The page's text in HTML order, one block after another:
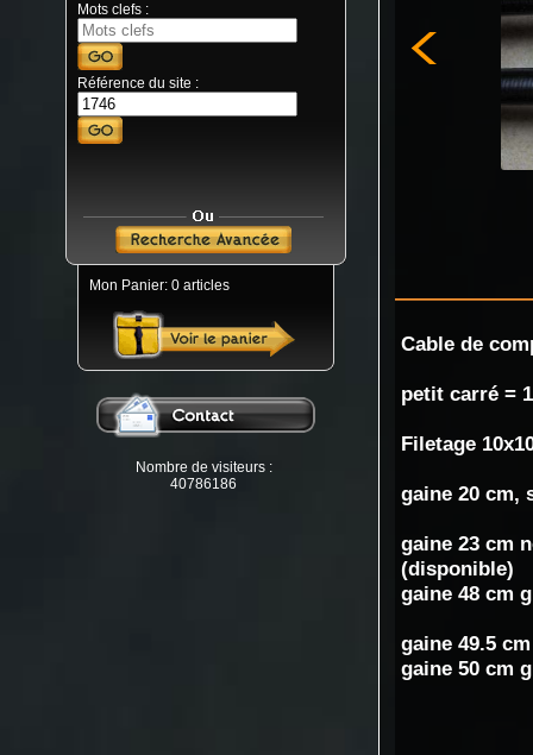
Mots clefs :
Référence du site :
Mon Panier: 0 articles
Nombre de visiteurs :
40786186
Cable de
petit carré =
Filetage
gaine 20 cm,
gaine 23 cm
(disponible)
gaine 48 cm
gaine 49.5
gaine 50 cm